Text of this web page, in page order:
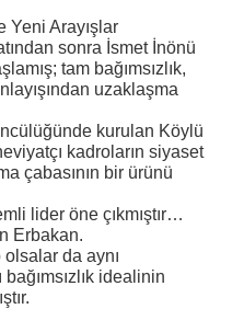
Yeni Arayışlar
sonra İsmet İnönü
tam bağımsızlık,
uzaklaşma
kurulan Köylü
kadroların siyaset
çabasının bir ürünü
lider öne çıkmıştır…
Erbakan.
da aynı
idealinin